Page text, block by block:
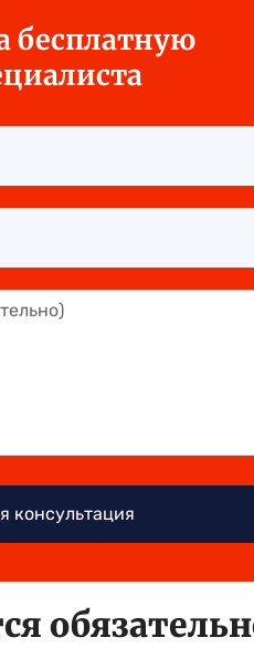
бесплатную